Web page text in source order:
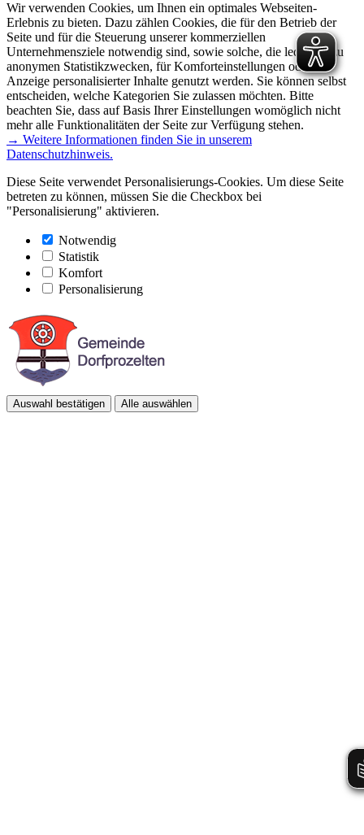
Wir verwenden Cookies, um Ihnen ein optimales Webseiten-
Erlebnis zu bieten. Dazu zählen Cookies, die für den Betrieb der
Seite und für die Steuerung unserer kommerziellen
Unternehmensziele notwendig sind, sowie solche, die lediglich zu
anonymen Statistikzwecken, für Komforteinstellungen oder zur
Anzeige personalisierter Inhalte genutzt werden. Sie können selbst
entscheiden, welche Kategorien Sie zulassen möchten. Bitte
beachten Sie, dass auf Basis Ihrer Einstellungen womöglich nicht
mehr alle Funktionalitäten der Seite zur Verfügung stehen.
→ Weitere Informationen finden Sie in unserem
Datenschutzhinweis.
Diese Seite verwendet Personalisierungs-Cookies. Um diese Seite
betreten zu können, müssen Sie die Checkbox bei
"Personalisierung" aktivieren.
Notwendig
Statistik
Komfort
Personalisierung
Auswahl bestätigen Alle auswählen